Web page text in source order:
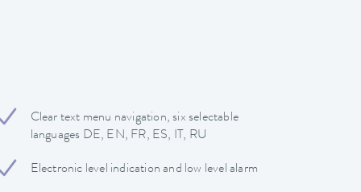
Clear text menu navigation, six selectable
languages DE, EN, FR, ES, IT, RU
Electronic level indication and low level alarm